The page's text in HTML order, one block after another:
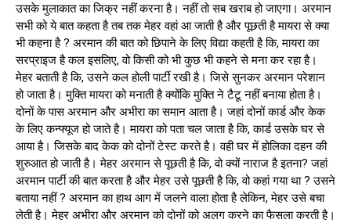
उसके मुलाकात का जिक्र नहीं करना है। नहीं तो सब खराब हो जाएगा। अरमान
सभी को ये बात कहता है तब तक मेहर वहां आ जाती है और पूछती है मायरा से क्या
भी कहना है ? अरमान की बात को छिपाने के लिए विद्या कहती है कि, मायरा का
सरप्राइज है कल इसलिए, वो किसी को भी कुछ भी कहने से मना कर रहा है।
मेहर बताती है कि, उसने कल होली पार्टी रखी है। जिसे सुनकर अरमान परेशान
हो जाता है। मुक्ति मायरा को मनाती है क्योंकि मुक्ति ने टैटू नहीं बनाया होता है।
दोनों के पास अरमान और अभीरा का समान आता है। जहां दोनों कार्ड और केक
के लिए कन्फ्यूज हो जाते है। मायरा को पता चल जाता है कि, कार्ड उसके घर से
आया है। जिसके बाद केक को दोनों टेस्ट करते है। वही घर में होलिका दहन की
शुरुआत हो जाती है। मेहर अरमान से पूछती है कि, वो क्यों नाराज है इतना? जहां
अरमान पार्टी की बात करता है और मेहर उसे पूछती है कि, वो कहां गया था ? उसने
बताया नहीं ? अरमान का हाथ आग में जलने वाला होता है लेकिन, मेहर उसे बचा
लेती है। मेहर अभीरा और अरमान को दोनों को अलग करने का फैसला करती है।